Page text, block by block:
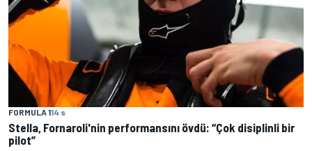
FORMULA 114 s
Stella, Fornaroli'nin performansını övdü: “Çok disiplinli bir
pilot”